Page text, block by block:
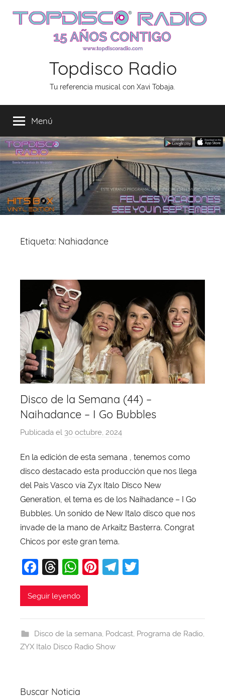
Topdisco Radio
Tu referencia musical con Xavi Tobaja.
Menú
Etiqueta: Nahiadance
Disco de la Semana (44) –
Naihadance – I Go Bubbles
Publicada el 30 octubre, 2024
r
X
a
v
i
T
a
j
En la edición de esta semana , tenemos como
disco destacado esta producción que nos llega
del Pais Vasco vía Zyx Italo Disco New
Generation, el tema es de los Naihadance – I Go
Bubbles. Un sonido de New Italo disco que nos
invade de la mano de Arkaitz Basterra. Congrat
Chicos por este gran tema.
F
a
c
b
o
T
hr
e
d
s
W
h
at
A
p
Pi
st
T
a
Seguir leyendo
Disco de la semana, Podcast, Programa de Radio,
ZYX Italo Disco Radio Show
Buscar Noticia